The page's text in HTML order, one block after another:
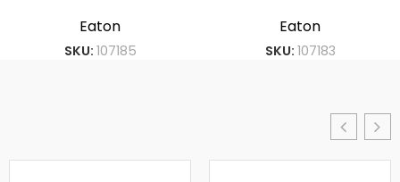
Eaton
SKU: 107185
Eaton
SKU: 107183